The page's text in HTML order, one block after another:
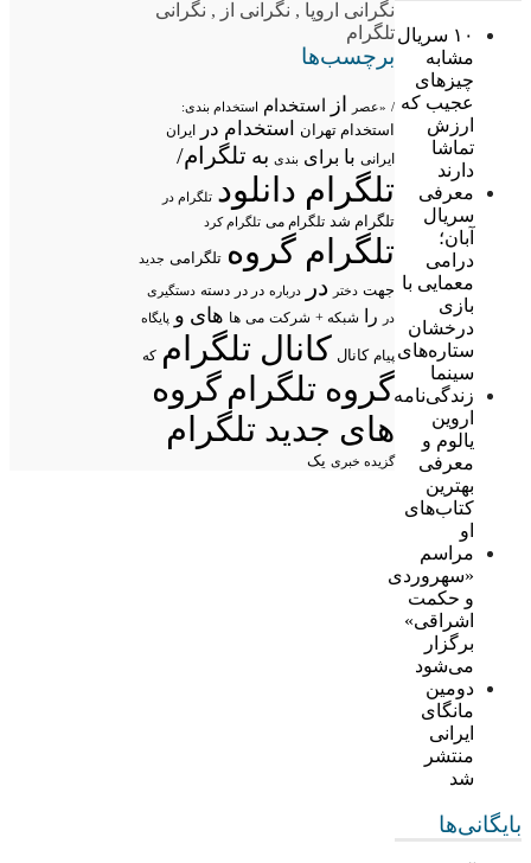
۱۰ سریال
مشابه
چیزهای
عجیب که
ارزش
تماشا
دارند
معرفی
سریال
آبان؛
درامی
معمایی با
بازی
درخشان
ستاره‌های
سینما
زندگی‌نامه
اروین
یالوم و
معرفی
بهترین
کتاب‌های
او
مراسم
«سهروردی
و حکمت
اشراقی»
برگزار
می‌شود
دومین
مانگای
ایرانی
منتشر
شد
بایگانی‌ها
نگرانی اروپا , نگرانی از , نگرانی
تلگرام
برچسب‌ها
/ «عصر از استخدام استخدام بندی:
استخدام تهران استخدام در ایران
ایرانی با برای بندی به تلگرام/
تلگرام دانلود تلگرام در
تلگرام شد تلگرام می تلگرام کرد
تلگرام گروه تلگرامی جدید
جهت دختر در درباره در در دسته دستگیری
در
را شبکه + شرکت می ها های و پایگاه
پیام کانال کانال تلگرام که
گروه تلگرامگروه
های جدید تلگرام
گزیده خبری یک